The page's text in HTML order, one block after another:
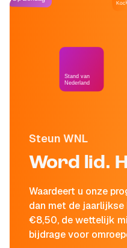
Steun WNL
Word lid.
Waardeert u onze
dan met de
€8,50, de wettelijk
bijdrage voor
Stand van
Nederland